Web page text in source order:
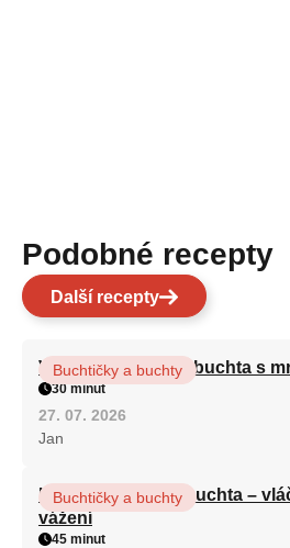
Podobné recepty
Další recepty
Vláčná olejová litá buchta s
Buchtičky a buchty
30 minut
27. 07. 2026
Jan
Hrnková maková buchta –
vážení
Buchtičky a buchty
45 minut